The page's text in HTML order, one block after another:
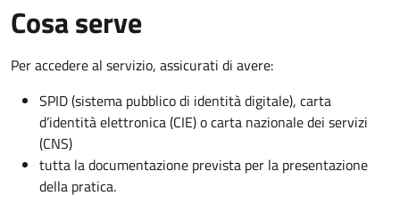
Cosa serve
Per accedere al servizio, assicurati di avere:
SPID (sistema pubblico di identità digitale), carta
d’identità elettronica (CIE) o carta nazionale dei servizi
(CNS)
tutta la documentazione prevista per la presentazione
della pratica.